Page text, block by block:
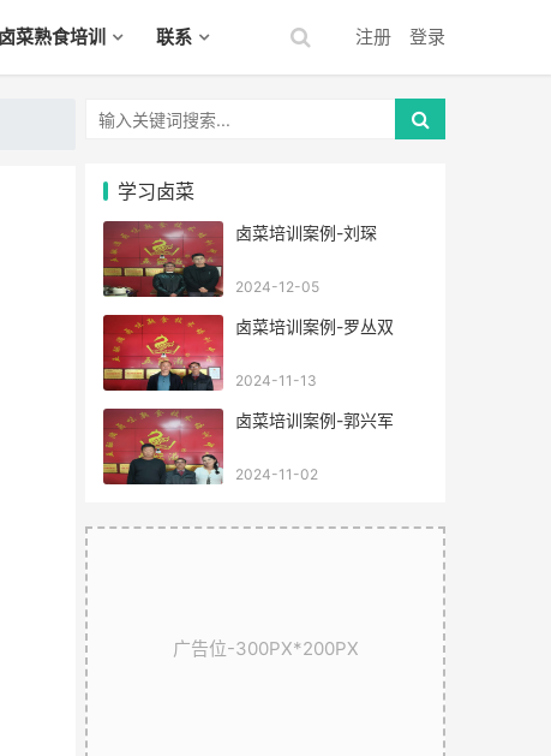
卤菜熟食培训 联系 注册 登录
学习卤菜
卤菜培训案例-刘琛
2024-12-05
卤菜培训案例-罗丛双
2024-11-13
卤菜培训案例-郭兴军
2024-11-02
广告位-300PX*200PX